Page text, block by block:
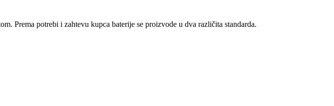
Prema potrebi i zahtevu kupca baterije se proizvode u dva različita standarda.